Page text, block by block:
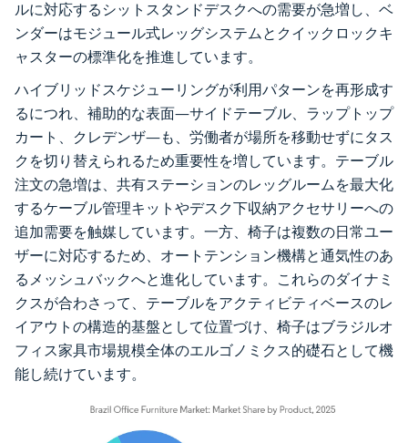
ルに対応するシットスタンドデスクへの需要が急増し、ベ
ンダーはモジュール式レッグシステムとクイックロックキ
ャスターの標準化を推進しています。
ハイブリッドスケジューリングが利用パターンを再形成す
るにつれ、補助的な表面—サイドテーブル、ラップトップ
カート、クレデンザ—も、労働者が場所を移動せずにタス
クを切り替えられるため重要性を増しています。テーブル
注文の急増は、共有ステーションのレッグルームを最大化
するケーブル管理キットやデスク下収納アクセサリーへの
追加需要を触媒しています。一方、椅子は複数の日常ユー
ザーに対応するため、オートテンション機構と通気性のあ
るメッシュバックへと進化しています。これらのダイナミ
クスが合わさって、テーブルをアクティビティベースのレ
イアウトの構造的基盤として位置づけ、椅子はブラジルオ
フィス家具市場規模全体のエルゴノミクス的礎石として機
能し続けています。